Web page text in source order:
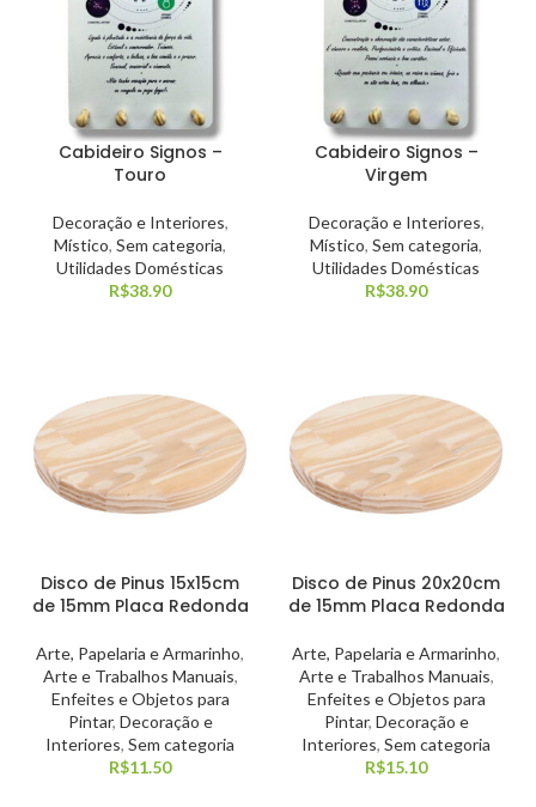
Cabideiro Signos –
Touro
Decoração e Interiores,
Místico, Sem categoria,
Utilidades Domésticas
R$38.90
Cabideiro Signos –
Virgem
Decoração e Interiores,
Místico, Sem categoria,
Utilidades Domésticas
R$38.90
Disco de Pinus 15x15cm
de 15mm Placa Redonda
Arte, Papelaria e Armarinho,
Arte e Trabalhos Manuais,
Enfeites e Objetos para
Pintar, Decoração e
Interiores, Sem categoria
R$11.50
Disco de Pinus 20x20cm
de 15mm Placa Redonda
Arte, Papelaria e Armarinho,
Arte e Trabalhos Manuais,
Enfeites e Objetos para
Pintar, Decoração e
Interiores, Sem categoria
R$15.10